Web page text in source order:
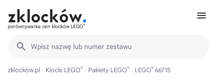
porównywarka cen klocków LEGO®
Wpisz nazwę lub numer zestawu
zklocków.pl Klocki LEGO® Pakiety LEGO® LEGO® 66715